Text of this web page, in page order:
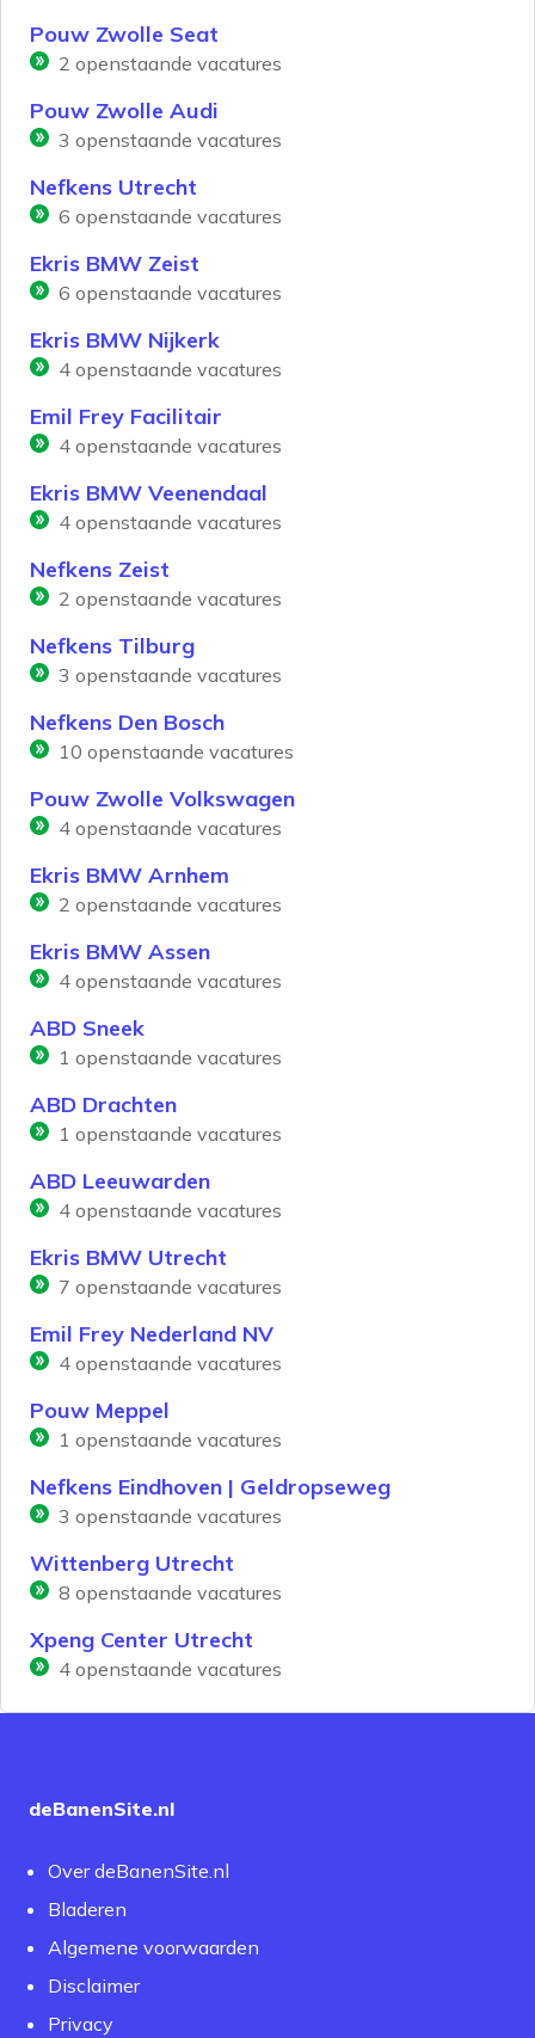
Pouw Zwolle Seat
2 openstaande vacatures
Pouw Zwolle Audi
3 openstaande vacatures
Nefkens Utrecht
6 openstaande vacatures
Ekris BMW Zeist
6 openstaande vacatures
Ekris BMW Nijkerk
4 openstaande vacatures
Emil Frey Facilitair
4 openstaande vacatures
Ekris BMW Veenendaal
4 openstaande vacatures
Nefkens Zeist
2 openstaande vacatures
Nefkens Tilburg
3 openstaande vacatures
Nefkens Den Bosch
10 openstaande vacatures
Pouw Zwolle Volkswagen
4 openstaande vacatures
Ekris BMW Arnhem
2 openstaande vacatures
Ekris BMW Assen
4 openstaande vacatures
ABD Sneek
1 openstaande vacatures
ABD Drachten
1 openstaande vacatures
ABD Leeuwarden
4 openstaande vacatures
Ekris BMW Utrecht
7 openstaande vacatures
Emil Frey Nederland NV
4 openstaande vacatures
Pouw Meppel
1 openstaande vacatures
Nefkens Eindhoven | Geldropseweg
3 openstaande vacatures
Wittenberg Utrecht
8 openstaande vacatures
Xpeng Center Utrecht
4 openstaande vacatures
deBanenSite.nl
Over deBanenSite.nl
Bladeren
Algemene voorwaarden
Disclaimer
Privacy